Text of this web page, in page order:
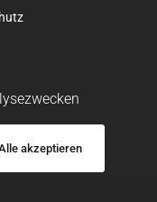
akzeptieren